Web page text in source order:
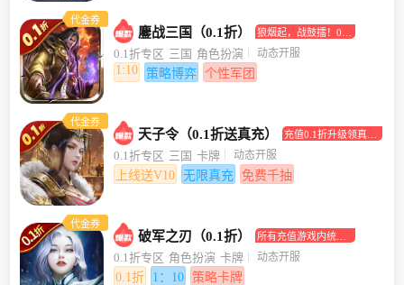
代金券
鏖战三国（0.1折）
狼烟起，战鼓擂！0.1
折助你坐拥江山美人
0.1折专区 三国 角色扮演 动态开服
1:10 策略博弈 个性军团
代金券
天子令（0.1折送真充）
充值0.1折升级领真充
0.1折专区 三国 卡牌 动态开服
上线送V10 无限真充 免费千抽
代金券
破军之刃（0.1折）
所有充值游戏内统统
打0.1折！
0.1折专区 角色扮演 卡牌 动态开服
0.1折 1：10 策略卡牌